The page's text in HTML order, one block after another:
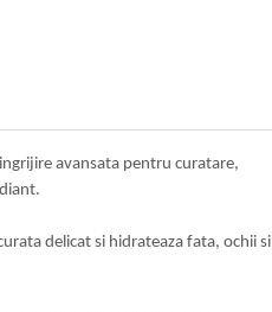
avansata pentru curatare,
delicat si hidrateaza fata, ochii si